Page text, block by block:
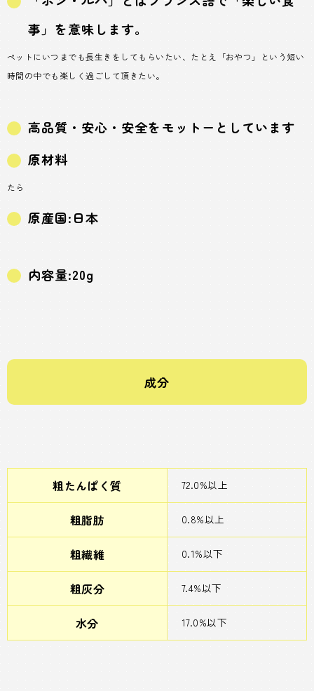
事」を意味します。
ペットにいつまでも長生きをしてもらいたい、たとえ「おやつ」という短い
時間の中でも楽しく過ごして頂きたい。
高品質・安心・安全をモットーとしています
原材料
たら
原産国:日本
内容量:20g
成分
粗たんぱく質 72.0%以上
粗脂肪 0.8%以上
粗繊維 0.1%以下
粗灰分 7.4%以下
水分 17.0%以下